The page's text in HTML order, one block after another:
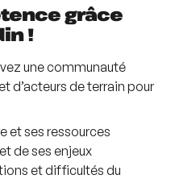
grâce
!
une communauté
d’acteurs de terrain pour
et ses ressources
de ses enjeux
et difficultés du